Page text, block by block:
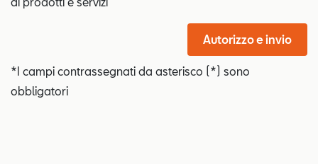
Autorizzo e invio
*I campi contrassegnati da asterisco (*) sono
obbligatori